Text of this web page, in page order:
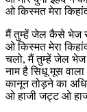
ओ किस्मत मेरा
मैं तुम्हें जेल कैसे भेज
ओ किस्मत मेरा
चलो, मैं तुम्हें जेल भेज
नाम है सिधू मूस वाला
कानून तोड़ने का
ओ हाजी जट्ट ओ